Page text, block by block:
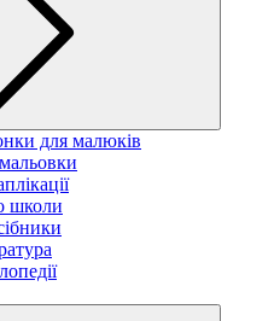
для малюків
школи